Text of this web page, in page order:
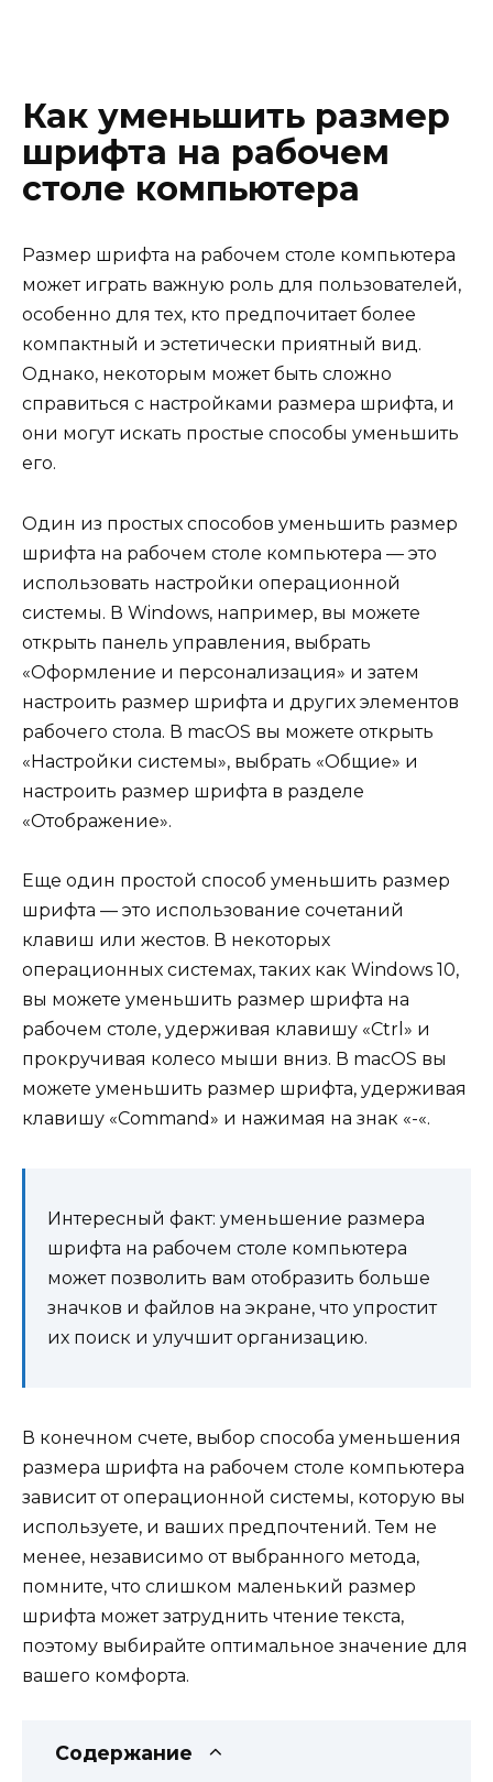
Как уменьшить размер
шрифта на рабочем
столе компьютера
Размер шрифта на рабочем столе компьютера
может играть важную роль для пользователей,
особенно для тех, кто предпочитает более
компактный и эстетически приятный вид.
Однако, некоторым может быть сложно
справиться с настройками размера шрифта, и
они могут искать простые способы уменьшить
его.
Один из простых способов уменьшить размер
шрифта на рабочем столе компьютера — это
использовать настройки операционной
системы. В Windows, например, вы можете
открыть панель управления, выбрать
«Оформление и персонализация» и затем
настроить размер шрифта и других элементов
рабочего стола. В macOS вы можете открыть
«Настройки системы», выбрать «Общие» и
настроить размер шрифта в разделе
«Отображение».
Еще один простой способ уменьшить размер
шрифта — это использование сочетаний
клавиш или жестов. В некоторых
операционных системах, таких как Windows 10,
вы можете уменьшить размер шрифта на
рабочем столе, удерживая клавишу «Ctrl» и
прокручивая колесо мыши вниз. В macOS вы
можете уменьшить размер шрифта, удерживая
клавишу «Command» и нажимая на знак «-«.
Интересный факт: уменьшение размера
шрифта на рабочем столе компьютера
может позволить вам отобразить больше
значков и файлов на экране, что упростит
их поиск и улучшит организацию.
В конечном счете, выбор способа уменьшения
размера шрифта на рабочем столе компьютера
зависит от операционной системы, которую вы
используете, и ваших предпочтений. Тем не
менее, независимо от выбранного метода,
помните, что слишком маленький размер
шрифта может затруднить чтение текста,
поэтому выбирайте оптимальное значение для
вашего комфорта.
Содержание